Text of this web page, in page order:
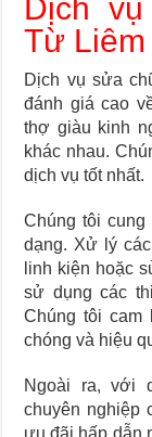
Dịch
Từ
Dịch vụ sửa
đánh giá cao
thợ giàu kinh
khác nhau.
dịch vụ tốt nhất.
Chúng tôi
dạng. Xử lý
linh kiện hoặc
sử dụng các
Chúng tôi cam
chóng và hiệu
Ngoài ra, với
chuyên nghiệp
ưu đãi hấp dẫn